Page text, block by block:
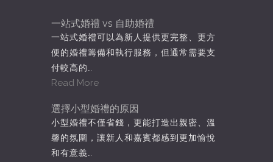
一站式婚禮 vs 自助婚禮
一站式婚禮可以為新人提供更完整、更方
便的婚禮籌備和執行服務，但通常需要支
付較高的…
Read More
選擇小型婚禮的原因
小型婚禮不僅省錢，更能打造出親密、溫
馨的氛圍，讓新人和嘉賓都感到更加愉悅
和有意義…